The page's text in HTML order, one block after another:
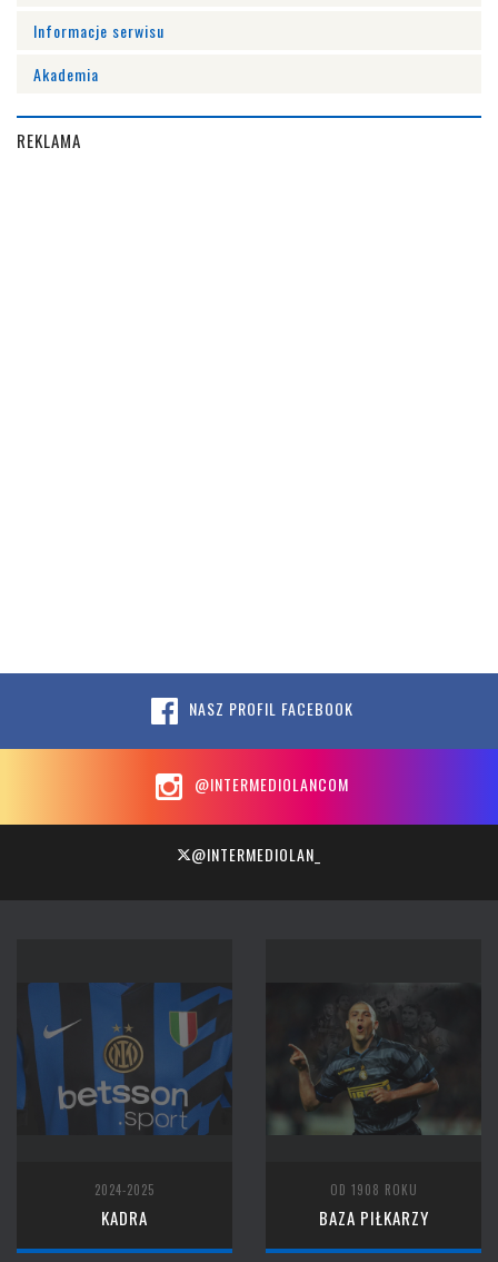
Informacje serwisu
Akademia
REKLAMA
NASZ PROFIL FACEBOOK
@INTERMEDIOLANCOM
@INTERMEDIOLAN_
2024-2025
KADRA
OD 1908 ROKU
BAZA PIŁKARZY